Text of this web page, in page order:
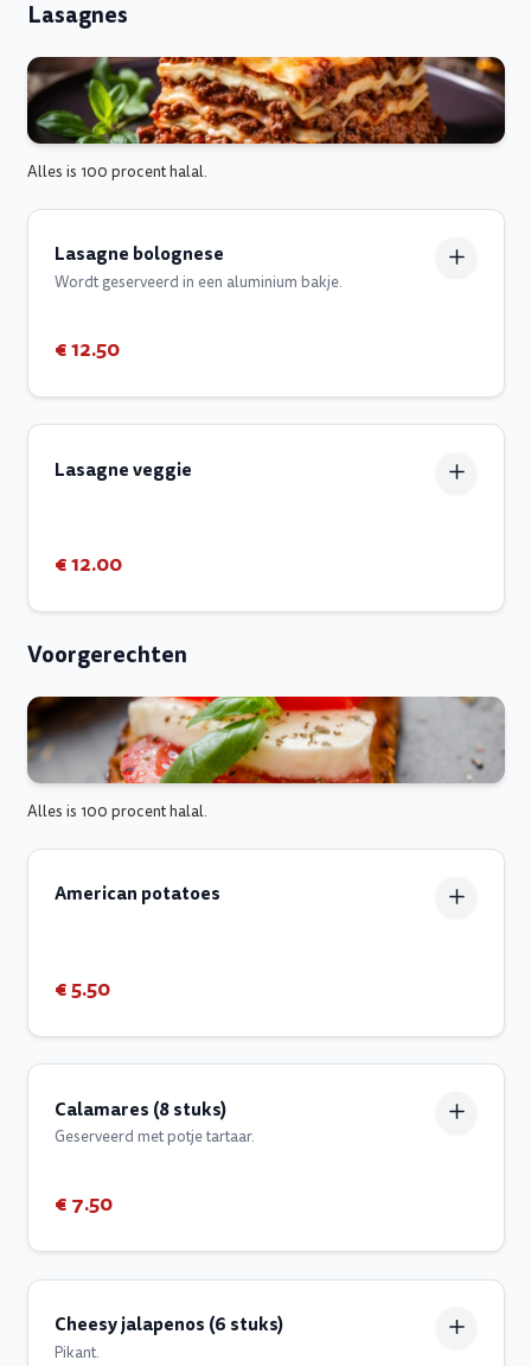
Lasagnes
Alles is 100 procent halal.
Lasagne bolognese
Wordt geserveerd in een aluminium bakje.
€ 12.50
Lasagne veggie
€ 12.00
Voorgerechten
Alles is 100 procent halal.
American potatoes
€ 5.50
Calamares (8 stuks)
Geserveerd met potje tartaar.
€ 7.50
Cheesy jalapenos (6 stuks)
Pikant.